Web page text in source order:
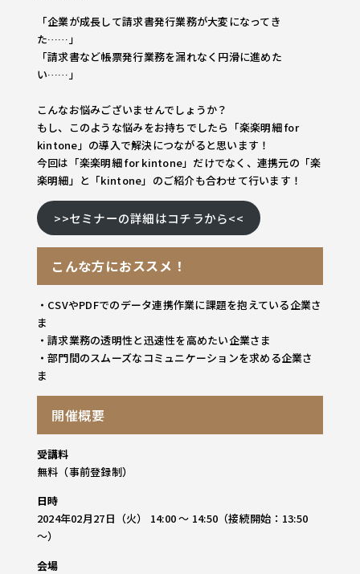
「企業が成長して請求書発行業務が大変になってき
た……」
「請求書など帳票発行業務を漏れなく円滑に進めた
い……」
こんなお悩みございませんでしょうか？
もし、このような悩みをお持ちでしたら「楽楽明細 for
kintone」の導入で解決につながると思います！
今回は「楽楽明細 for kintone」だけでなく、連携元の「楽
楽明細」と「kintone」のご紹介も合わせて行います！
>>セミナーの詳細はコチラから<<
こんな方におススメ！
・CSVやPDFでのデータ連携作業に課題を抱えている企業さ
ま
・請求業務の透明性と迅速性を高めたい企業さま
・部門間のスムーズなコミュニケーションを求める企業さ
ま
開催概要
受講料
無料（事前登録制）
日時
2024年02月27日（火） 14:00 ～ 14:50（接続開始：13:50
～）
会場